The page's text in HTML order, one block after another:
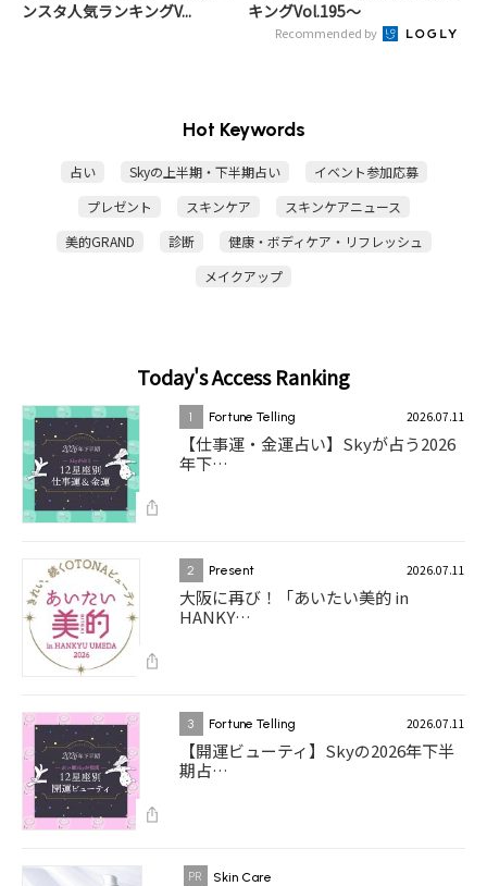
ンスタ人気ランキングV...
キングVol.195～
Recommended by
Hot Keywords
占い Skyの上半期・下半期占い
イベント参加応募
プレゼント
スキンケア
スキンケアニュース
美的GRAND
診断
健康・ボディケア・リフレッシュ
メイクアップ
Today's Access Ranking
1 Fortune Telling 2026.07.11
【仕事運・金運占い】Skyが占う2026
年下…
2 Present 2026.07.11
大阪に再び！「あいたい美的 in
HANKY…
3 Fortune Telling 2026.07.11
【開運ビューティ】Skyの2026年下半
期占…
Skin Care